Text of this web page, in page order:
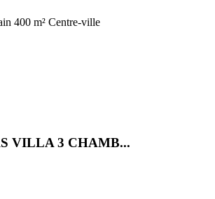
400 m² Centre-ville
VILLA 3 CHAMB...